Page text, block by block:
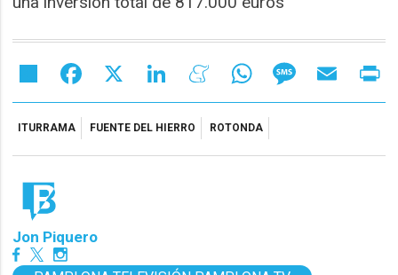
Share Facebook LinkedIn MeneameWhatsAppMessageEmail
ITURRAMA FUENTE DEL HIERRO ROTONDA
Jon Piquero